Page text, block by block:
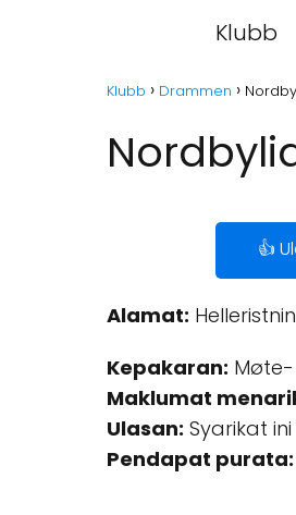
Klubb
Klubb Drammen
👍
Alamat:
Kepakaran:
Maklumat
Ulasan: Syarikat
Pendapat purata: